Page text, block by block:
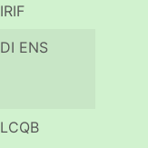
IRIF
DI ENS
LCQB